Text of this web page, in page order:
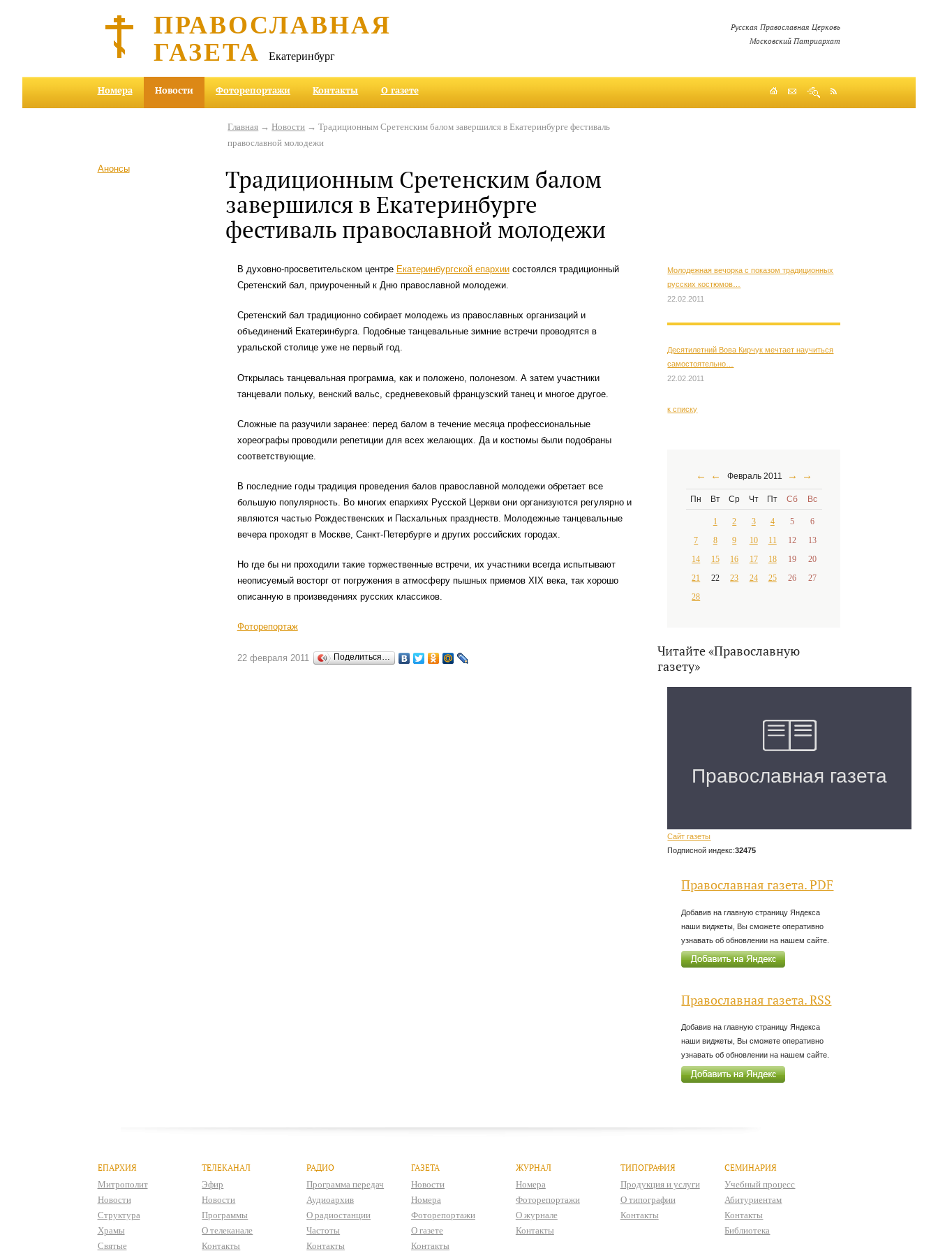
ПРАВОСЛАВНАЯ
ГАЗЕТА Екатеринбург
Русская Православная Церковь
Московский Патриархат
Номера Новости Фоторепортажи Контакты О газете
Анонсы
Главная →Новости → Традиционным Сретенским балом завершился в Екатеринбурге фестиваль
православной молодежи
Традиционным Сретенским балом
завершился в Екатеринбурге
фестиваль православной молодежи
В духовно-просветительском центре Екатеринбургской епархиисостоялся традиционный
Сретенский бал, приуроченный к Дню православной молодежи.
Сретенский бал традиционно собирает молодежь из православных организаций и
объединений Екатеринбурга. Подобные танцевальные зимние встречи проводятся в
уральской столице уже не первый год.
Открылась танцевальная программа, как и положено, полонезом. А затем участники
танцевали польку, венский вальс, средневековый французский танец и многое другое.
Сложные па разучили заранее: перед балом в течение месяца профессиональные
хореографы проводили репетиции для всех желающих. Да и костюмы были подобраны
соответствующие.
В последние годы традиция проведения балов православной молодежи обретает все
большую популярность. Во многих епархиях Русской Церкви они организуются регулярно и
являются частью Рождественских и Пасхальных празднеств. Молодежные танцевальные
вечера проходят в Москве, Санкт-Петербурге и других российских городах.
Но где бы ни проходили такие торжественные встречи, их участники всегда испытывают
неописуемый восторг от погружения в атмосферу пышных приемов XIX века, так хорошо
описанную в произведениях русских классиков.
Фоторепортаж
22 февраля 2011 Поделиться…
Молодежная вечорка с показом традиционных
русских костюмов…
22.02.2011
Десятилетний Вова Кирчук мечтает научиться
самостоятельно…
22.02.2011
к списку
← ← Февраль 2011 → →
Пн Вт Ср Чт Пт Сб Вс
1 2 3 4 5
6
7
8 9 10 11 12
13
14
15 16 17 18 19
20
21
22 23 24 25 26
27
28
Читайте «Православную
газету»
Сайт газеты
Подписной индекс:32475
Православная газета. PDF
Добавив на главную страницу Яндекса
наши виджеты, Вы сможете оперативно
узнавать об обновлении на нашем сайте.
Православная газета. RSS
Добавив на главную страницу Яндекса
наши виджеты, Вы сможете оперативно
узнавать об обновлении на нашем сайте.
ЕПАРХИЯ
Митрополит
Новости
Структура
Храмы
Святые
ТЕЛЕКАНАЛ
Эфир
Новости
Программы
О телеканале
Контакты
РАДИО
Программа передач
Аудиоархив
О радиостанции
Частоты
Контакты
ГАЗЕТА
Новости
Номера
Фоторепортажи
О газете
Контакты
ЖУРНАЛ
Номера
Фоторепортажи
О журнале
Контакты
ТИПОГРАФИЯ
Продукция и услуги
О типографии
Контакты
СЕМИНАРИЯ
Учебный процесс
Абитуриентам
Контакты
Библиотека